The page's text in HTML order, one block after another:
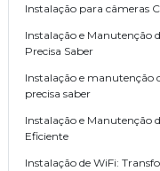
Instalação para câmeras
Instalação e Manutenção
Precisa Saber
Instalação e manutenção
precisa saber
Instalação e Manutenção
Eficiente
Instalação de WiFi: